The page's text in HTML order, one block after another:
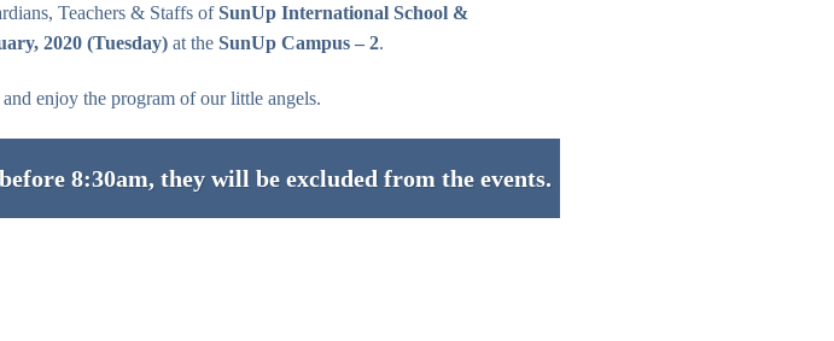
Teachers & Staffs ofSunUp International School &
2020 (Tuesday) at the SunUp Campus – 2.
enjoy the program of our little angels.
8:30am, they will be excluded from the events.